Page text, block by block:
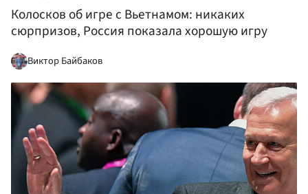
Колосков об игре с Вьетнамом: никаких
сюрпризов, Россия показала хорошую игру
Виктор Байбаков